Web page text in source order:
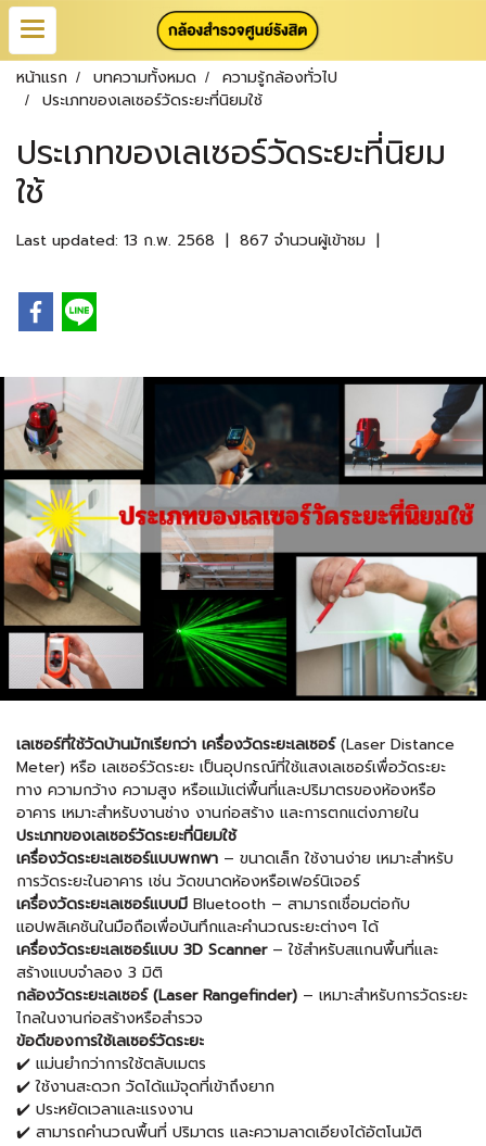
หน้าแรก บทความทั้งหมด
ความรู้กล้องทั่วไป
ประเภทของเลเซอร์วัดระยะที่นิยมใช้
ประเภทของเลเซอร์วัดระยะที่นิยม
ใช้
Last updated: 13 ก.พ. 2568 | 867 จำนวนผู้เข้าชม |
เลเซอร์ที่ใช้วัดบ้านมักเรียกว่า เครื่องวัดระยะเลเซอร์(Laser Distance
Meter) หรือ เลเซอร์วัดระยะ เป็นอุปกรณ์ที่ใช้แสงเลเซอร์เพื่อวัดระยะ
ทาง ความกว้าง ความสูง หรือแม้แต่พื้นที่และปริมาตรของห้องหรือ
อาคาร เหมาะสำหรับงานช่าง งานก่อสร้าง และการตกแต่งภายใน
ประเภทของเลเซอร์วัดระยะที่นิยมใช้
เครื่องวัดระยะเลเซอร์แบบพกพา – ขนาดเล็ก ใช้งานง่าย เหมาะสำหรับ
การวัดระยะในอาคาร เช่น วัดขนาดห้องหรือเฟอร์นิเจอร์
เครื่องวัดระยะเลเซอร์แบบมี Bluetooth – สามารถเชื่อมต่อกับ
แอปพลิเคชันในมือถือเพื่อบันทึกและคำนวณระยะต่างๆ ได้
เครื่องวัดระยะเลเซอร์แบบ 3D Scanner– ใช้สำหรับสแกนพื้นที่และ
สร้างแบบจำลอง 3 มิติ
กล้องวัดระยะเลเซอร์ (Laser Rangefinder) – เหมาะสำหรับการวัดระยะ
ไกลในงานก่อสร้างหรือสำรวจ
ข้อดีของการใช้เลเซอร์วัดระยะ
✔️ แม่นยำกว่าการใช้ตลับเมตร
✔️ ใช้งานสะดวก วัดได้แม้จุดที่เข้าถึงยาก
✔️ ประหยัดเวลาและแรงงาน
✔️ สามารถคำนวณพื้นที่ ปริมาตร และความลาดเอียงได้อัตโนมัติ